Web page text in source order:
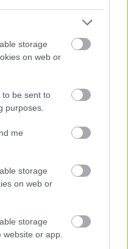
storage
on web or
to be sent to
purposes.
me
storage
on web or
storage
or app.
uzņēmējs
vēl nedzirdētu
“airBaltic”
Ziņot